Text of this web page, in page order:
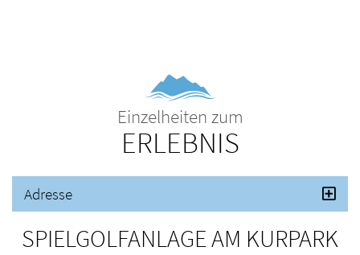
Einzelheiten zum
ERLEBNIS
Adresse
SPIELGOLFANLAGE AM KURPARK